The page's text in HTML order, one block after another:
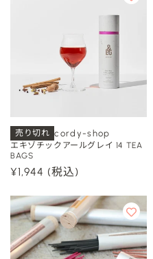
売り切れ
販
売
元:
cordy-shop
エキゾチックアールグレイ 14 TEA
BAGS
通
価
格
¥1,944 (税込)